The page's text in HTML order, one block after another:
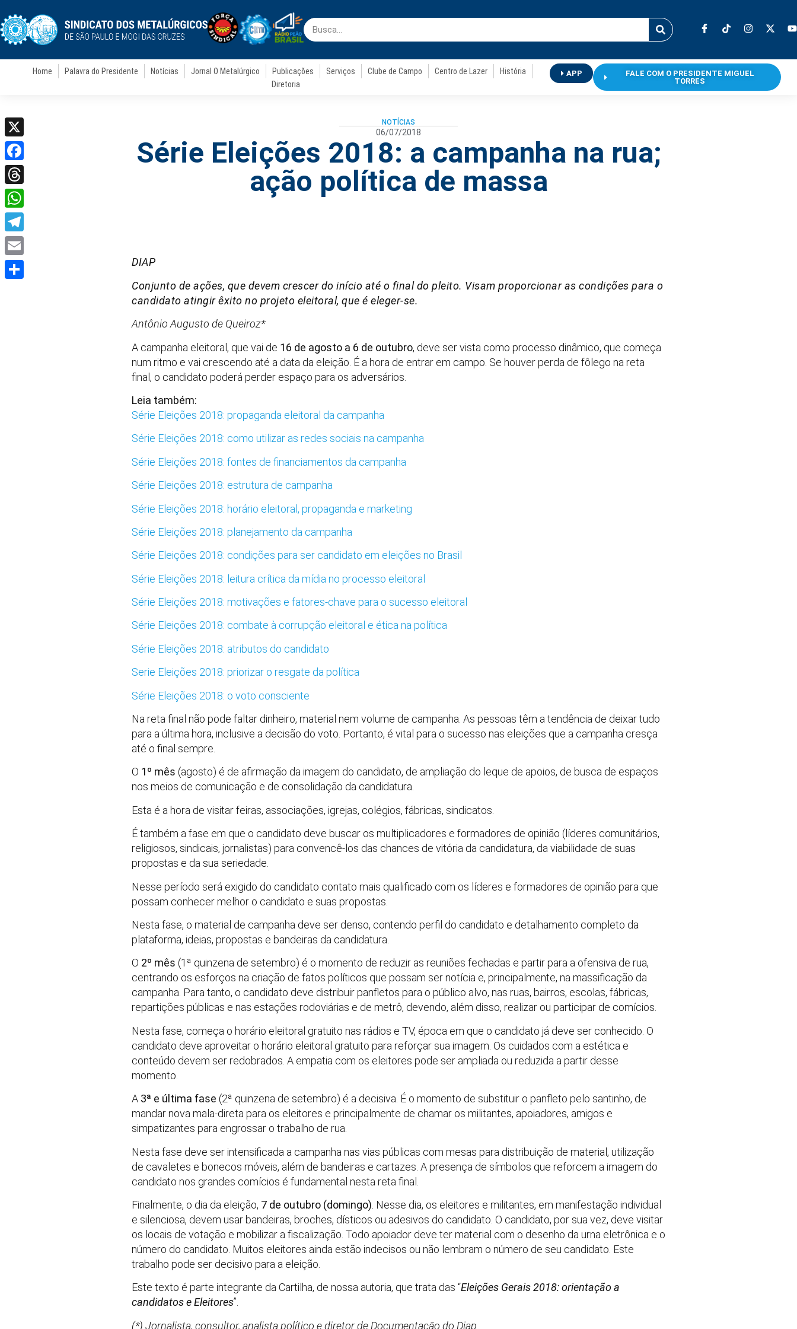
Home Palavra do Presidente Notícias Jornal O Metalúrgico Publicações Serviços Clube de Campo Centro de Lazer
História
Diretoria
APP
FALE COM O PRESIDENTE MIGUEL
TORRES
NOTÍCIAS
06/07/2018
Série Eleições 2018: a campanha na rua;
ação política de massa
DIAP
Conjunto de ações, que devem crescer do início até o final do pleito. Visam proporcionar as condições para o
candidato atingir êxito no projeto eleitoral, que é eleger-se.
Antônio Augusto de Queiroz*
A campanha eleitoral, que vai de 16 de agosto a 6 de outubro, deve ser vista como processo dinâmico, que começa
num ritmo e vai crescendo até a data da eleição. É a hora de entrar em campo. Se houver perda de fôlego na reta
final, o candidato poderá perder espaço para os adversários.
Leia também:
Série Eleições 2018: propaganda eleitoral da campanha
Série Eleições 2018: como utilizar as redes sociais na campanha
Série Eleições 2018: fontes de financiamentos da campanha
Série Eleições 2018: estrutura de campanha
Série Eleições 2018: horário eleitoral, propaganda e marketing
Série Eleições 2018: planejamento da campanha
Série Eleições 2018: condições para ser candidato em eleições no Brasil
Série Eleições 2018: leitura crítica da mídia no processo eleitoral
Série Eleições 2018: motivações e fatores-chave para o sucesso eleitoral
Série Eleições 2018: combate à corrupção eleitoral e ética na política
Série Eleições 2018: atributos do candidato
Serie Eleições 2018: priorizar o resgate da política
Série Eleições 2018: o voto consciente
Na reta final não pode faltar dinheiro, material nem volume de campanha. As pessoas têm a tendência de deixar tudo
para a última hora, inclusive a decisão do voto. Portanto, é vital para o sucesso nas eleições que a campanha cresça
até o final sempre.
O 1º mês (agosto) é de afirmação da imagem do candidato, de ampliação do leque de apoios, de busca de espaços
nos meios de comunicação e de consolidação da candidatura.
Esta é a hora de visitar feiras, associações, igrejas, colégios, fábricas, sindicatos.
É também a fase em que o candidato deve buscar os multiplicadores e formadores de opinião (líderes comunitários,
religiosos, sindicais, jornalistas) para convencê-los das chances de vitória da candidatura, da viabilidade de suas
propostas e da sua seriedade.
Nesse período será exigido do candidato contato mais qualificado com os líderes e formadores de opinião para que
possam conhecer melhor o candidato e suas propostas.
Nesta fase, o material de campanha deve ser denso, contendo perfil do candidato e detalhamento completo da
plataforma, ideias, propostas e bandeiras da candidatura.
O 2º mês (1ª quinzena de setembro) é o momento de reduzir as reuniões fechadas e partir para a ofensiva de rua,
centrando os esforços na criação de fatos políticos que possam ser notícia e, principalmente, na massificação da
campanha. Para tanto, o candidato deve distribuir panfletos para o público alvo, nas ruas, bairros, escolas, fábricas,
repartições públicas e nas estações rodoviárias e de metrô, devendo, além disso, realizar ou participar de comícios.
Nesta fase, começa o horário eleitoral gratuito nas rádios e TV, época em que o candidato já deve ser conhecido. O
candidato deve aproveitar o horário eleitoral gratuito para reforçar sua imagem. Os cuidados com a estética e
conteúdo devem ser redobrados. A empatia com os eleitores pode ser ampliada ou reduzida a partir desse
momento.
A 3ª e última fase (2ª quinzena de setembro) é a decisiva. É o momento de substituir o panfleto pelo santinho, de
mandar nova mala-direta para os eleitores e principalmente de chamar os militantes, apoiadores, amigos e
simpatizantes para engrossar o trabalho de rua.
Nesta fase deve ser intensificada a campanha nas vias públicas com mesas para distribuição de material, utilização
de cavaletes e bonecos móveis, além de bandeiras e cartazes. A presença de símbolos que reforcem a imagem do
candidato nos grandes comícios é fundamental nesta reta final.
Finalmente, o dia da eleição, 7 de outubro (domingo) . Nesse dia, os eleitores e militantes, em manifestação individual
e silenciosa, devem usar bandeiras, broches, dísticos ou adesivos do candidato. O candidato, por sua vez, deve visitar
os locais de votação e mobilizar a fiscalização. Todo apoiador deve ter material com o desenho da urna eletrônica e o
número do candidato. Muitos eleitores ainda estão indecisos ou não lembram o número de seu candidato. Este
trabalho pode ser decisivo para a eleição.
Este texto é parte integrante da Cartilha, de nossa autoria, que trata das “Eleições Gerais 2018: orientação a
candidatos e Eleitores”.
(*) Jornalista, consultor, analista político e diretor de Documentação do Diap
X
Facebook
Threads
WhatsApp
Telegram
Email